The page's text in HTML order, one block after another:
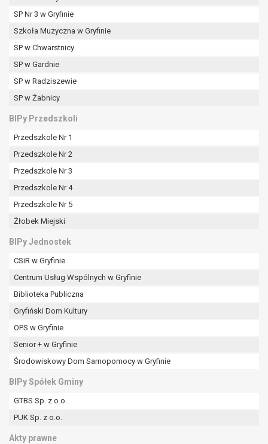
SP Nr 3 w Gryfinie
Szkoła Muzyczna w Gryfinie
SP w Chwarstnicy
SP w Gardnie
SP w Radziszewie
SP w Żabnicy
BIPy Przedszkoli
Przedszkole Nr 1
Przedszkole Nr 2
Przedszkole Nr 3
Przedszkole Nr 4
Przedszkole Nr 5
Żłobek Miejski
BIPy Jednostek
CSiR w Gryfinie
Centrum Usług Wspólnych w Gryfinie
Biblioteka Publiczna
Gryfiński Dom Kultury
OPS w Gryfinie
Senior + w Gryfinie
Środowiskowy Dom Samopomocy w Gryfinie
BIPy Spółek Gminy
GTBS Sp. z o.o.
PUK Sp. z o.o.
Akty prawne
Przysługuje Pani/Panu prawo wniesienia skargi do
organu nadzorczego na niezgodne z prawem
przetwarzanie Pani/Pana danych osobowych
Prezes Urzędu Ochrony Danych Osobowych.
W zależności od sfery, w której przetwarzane są
dobrowolne albo jest wymogiem ustawowym lub
umownym.
Pani/Pana dane nie będą poddawane